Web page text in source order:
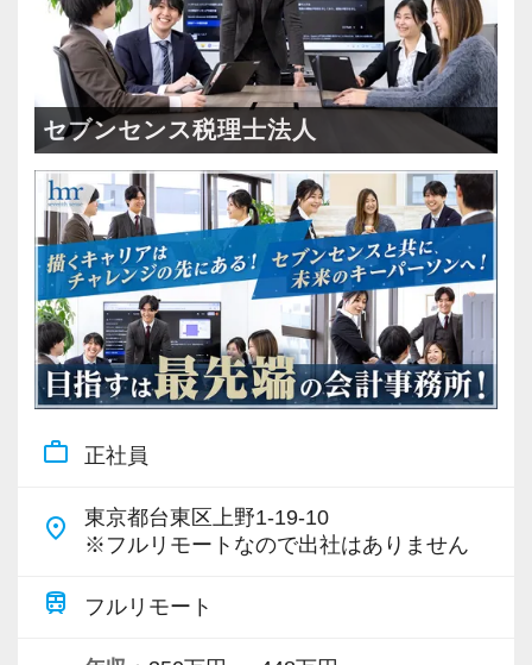
セブンセンス税理士法人
work_outline 正社員
place
東京都台東区上野1-19-10
※フルリモートなので出社はありません
train フルリモート